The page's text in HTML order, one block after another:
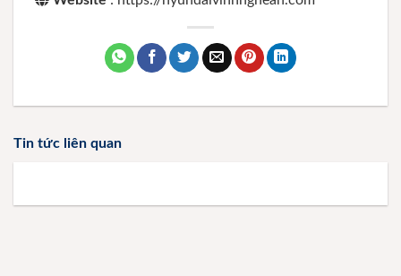
Tin tức liên quan